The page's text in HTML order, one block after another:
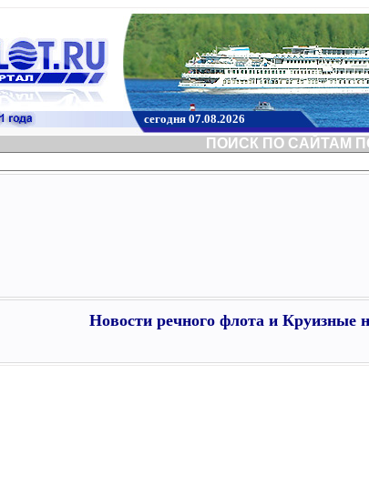
сегодня 07.08.2026
ПОИСК ПО САЙТАМ
Новости речного флота и Круизные